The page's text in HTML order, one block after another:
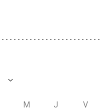
M J V